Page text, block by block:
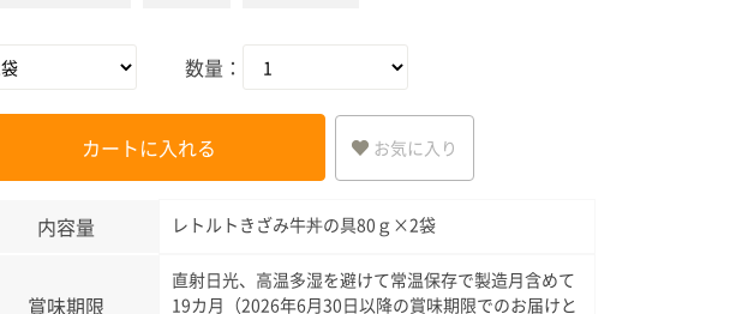
数量：
カートに入れる お気に入り
内容量 レトルトきざみ牛丼の具80ｇ×2袋
賞味期限
直射日光、高温多湿を避けて常温保存で製造月含めて
19カ月（2026年6月30日以降の賞味期限でのお届けと